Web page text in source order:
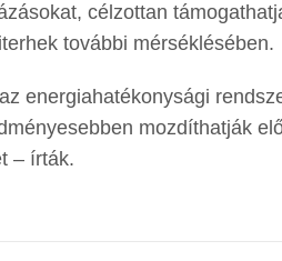
célzottan
további mérséklésében.
energiahatékonysági
mozdíthatják
– írták.